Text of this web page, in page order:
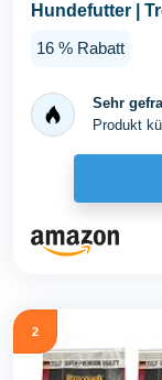
Hundefutter |
16 % Rabatt
Sehr
Produkt
2